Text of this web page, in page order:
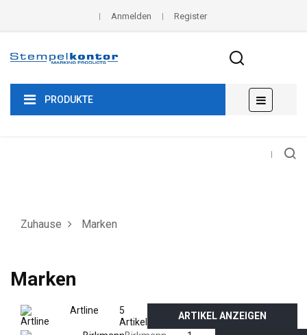
Anmelden Register
PRODUKTE
der
☰
Zuhause Marken
Marken
Artline
5
Artikel
ARTIKEL ANZEIGEN